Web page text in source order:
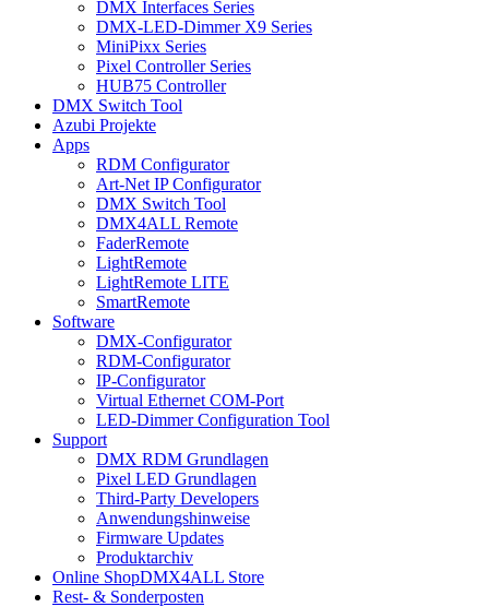
DMX Interfaces Series
DMX-LED-Dimmer X9 Series
MiniPixx Series
Pixel Controller Series
HUB75 Controller
DMX Switch Tool
Azubi Projekte
Apps
RDM Configurator
Art-Net IP Configurator
DMX Switch Tool
DMX4ALL Remote
FaderRemote
LightRemote
LightRemote LITE
SmartRemote
Software
DMX-Configurator
RDM-Configurator
IP-Configurator
Virtual Ethernet COM-Port
LED-Dimmer Configuration Tool
Support
DMX RDM Grundlagen
Pixel LED Grundlagen
Third-Party Developers
Anwendungshinweise
Firmware Updates
Produktarchiv
Online ShopDMX4ALL Store
Rest- & Sonderposten